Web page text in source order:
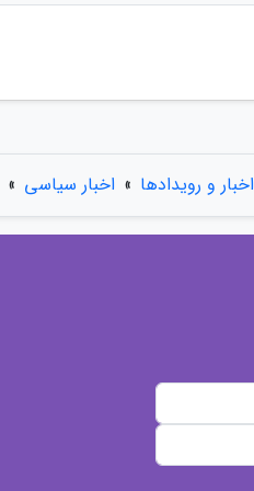
اخبار و رویدادها » اخبار سیاسی »